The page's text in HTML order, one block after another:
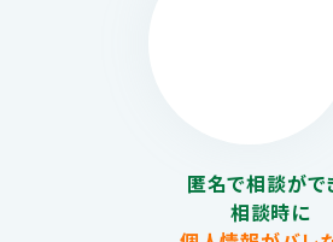
匿名で相談がで
相談時に